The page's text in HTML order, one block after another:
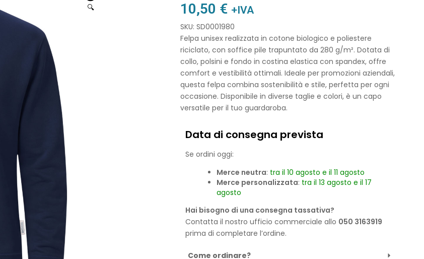
🔍 10,50 € +IVA
SKU: SD0001980
Felpa unisex realizzata in cotone biologico e poliestere
riciclato, con soffice pile trapuntato da 280 g/m². Dotata di
collo, polsini e fondo in costina elastica con spandex, offre
comfort e vestibilità ottimali. Ideale per promozioni aziendali,
questa felpa combina sostenibilità e stile, perfetta per ogni
occasione. Disponibile in diverse taglie e colori, è un capo
versatile per il tuo guardaroba.
Data di consegna prevista
Se ordini oggi:
Merce neutra: tra il 10 agosto e il 11 agosto
Merce personalizzata: tra il 13 agosto e il 17
agosto
Hai bisogno di una consegna tassativa?
Contatta il nostro ufficio commerciale allo 050 3163919
prima di completare l’ordine.
Come ordinare?